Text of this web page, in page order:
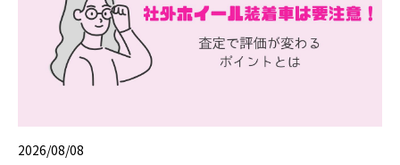
2026/08/08